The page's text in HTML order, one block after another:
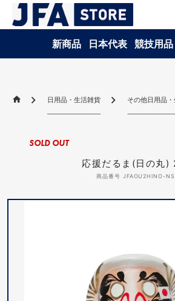
新商品 日本代表 競技用品
日用品・生活雑貨 その他日用品
応援だるま(日の丸)
商品番号 JFAOU2HINO-NS
SOLD OUT